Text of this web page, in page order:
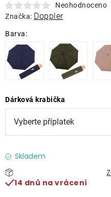
Doplňky
Gastro produkty
Kolekce
Neohodnoceno
Značka: Doppler
Dárková krabička
Skladem
14 dnů na vrácení